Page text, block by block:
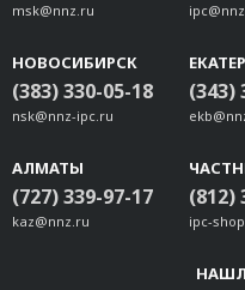
msk@nnz.ru
НОВОСИБИРСК
(383) 330-05-18
nsk@nnz-ipc.ru
(343)
АЛМАТЫ
(727) 339-97-17
kaz@nnz.ru
(812)
ipc-